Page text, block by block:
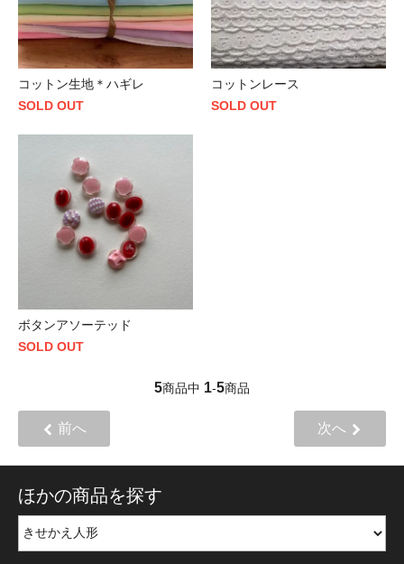
コットン生地＊ハギレ
SOLD OUT
コットンレース
SOLD OUT
ボタンアソーテッド
SOLD OUT
5商品中 1-5商品
前へ 次へ
ほかの商品を探す